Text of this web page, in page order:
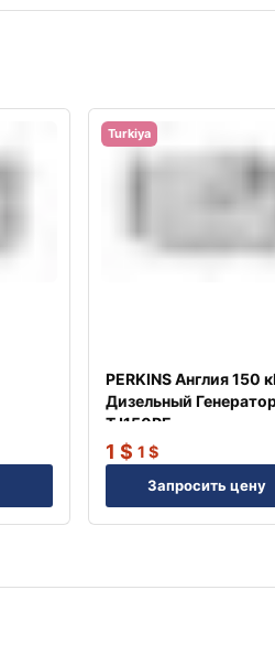
Turkiya
PERKINS Англия 150
Дизельный
TJ150PE
1$ 1$
Запросить цену